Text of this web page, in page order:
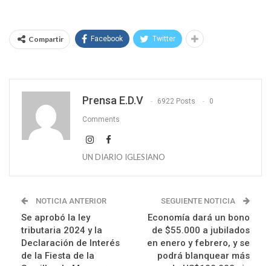
Compartir Facebook Twitter
Prensa E.D.V 6922 Posts 0
Comments
UN DIARIO IGLESIANO
NOTICIA ANTERIOR
Se aprobó la ley
tributaria 2024 y la
Declaración de Interés
de la Fiesta de la
SEGUIENTE NOTICIA
Economía dará un bono
de $55.000 a jubilados
en enero y febrero, y se
podrá blanquear más